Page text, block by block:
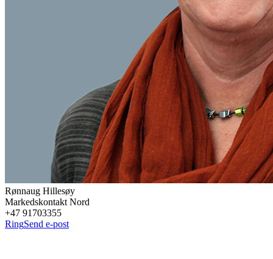
Rønnaug Hillesøy
Markedskontakt Nord
+47 91703355
RingSend e-post